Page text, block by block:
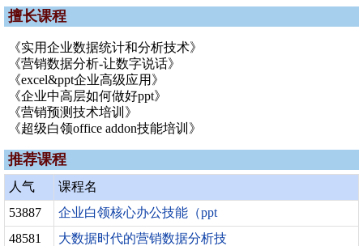
擅长课程
《实用企业数据统计和分析技术》
《营销数据分析-让数字说话》
《excel&ppt企业高级应用》
《企业中高层如何做好ppt》
《营销预测技术培训》
《超级白领office addon技能培训》
推荐课程
人气
课程名
53887
企业白领核心办公技能（ppt
48581
大数据时代的营销数据分析技